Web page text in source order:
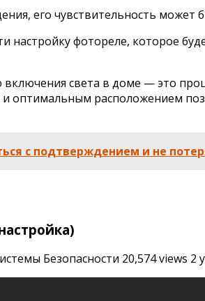
его чувствительность может
настройку фотореле, которое
света в доме — это
оптимальным расположением
с подтверждением и не
Безопасности 20,574 views 2